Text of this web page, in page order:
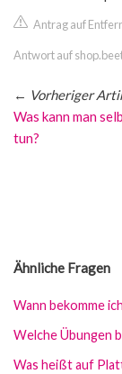
Antrag auf
Antwort auf
← Vorheriger
Was kann man
tun?
Ähnliche Fragen
Wann bekomme
Welche Übungen
Was heißt auf